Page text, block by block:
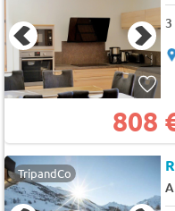
3
808
TripandCo